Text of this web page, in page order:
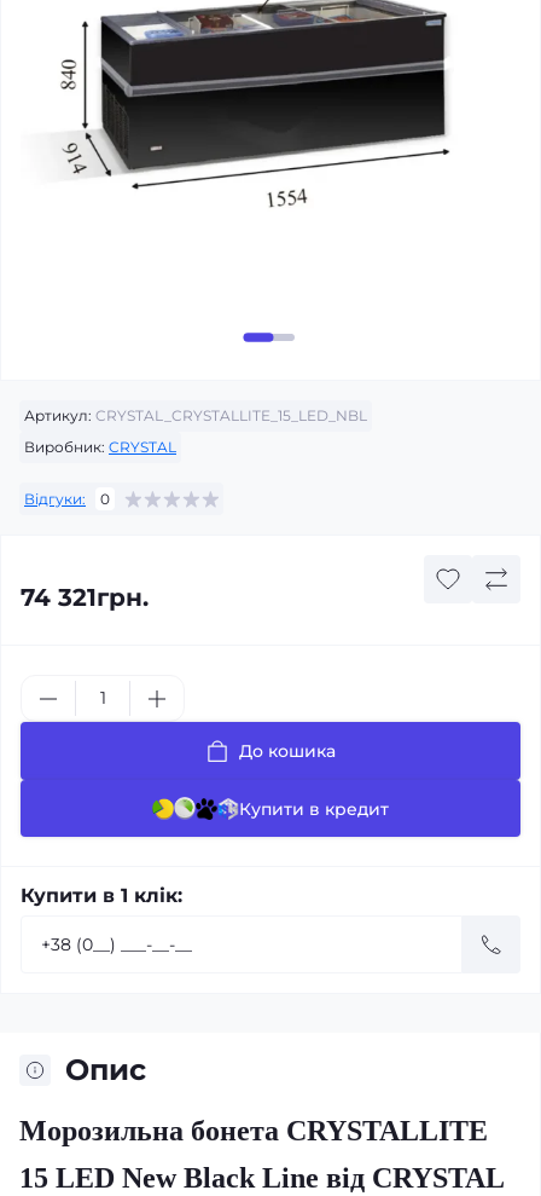
Артикул: CRYSTAL_CRYSTALLITE_15_LED_NBL
Виробник: CRYSTAL
Відгуки: 0
74 321грн.
До кошика
Купити в кредит
Купити в 1 клік:
Опис
Морозильна бонета CRYSTALLITE
15 LED New Black Line від CRYSTAL